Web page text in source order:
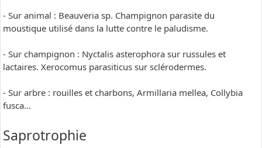
- Sur animal : Beauveria sp. Champignon parasite du
moustique utilisé dans la lutte contre le paludisme.
- Sur champignon : Nyctalis asterophora sur russules et
lactaires. Xerocomus parasiticus sur sclérodermes.
- Sur arbre : rouilles et charbons, Armillaria mellea, Collybia
fusca…
Saprotrophie